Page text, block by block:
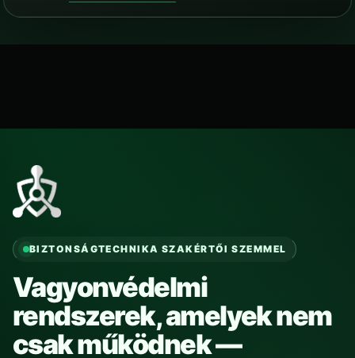
BIZTONSÁGTECHNIKA SZAKÉRTŐI SZEMMEL
Vagyonvédelmi
rendszerek, amelyek nem
csak működnek —